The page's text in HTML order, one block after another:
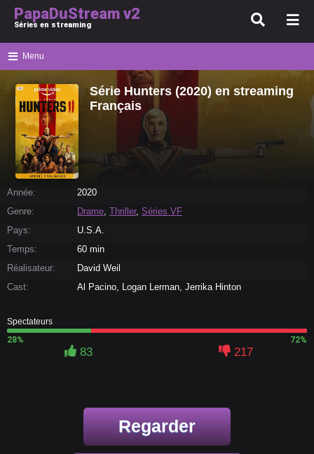
PapaDuStream v2
Séries en streaming
Menu
Série Hunters (2020) en streaming
Français
Année:
2020
Genre:
Drame, Thriller, Séries VF
Pays:
U.S.A.
Temps:
60 min
Réalisateur:
David Weil
Cast:
Al Pacino, Logan Lerman, Jerrika Hinton
Spectateurs
28%
72%
83 217
Regarder